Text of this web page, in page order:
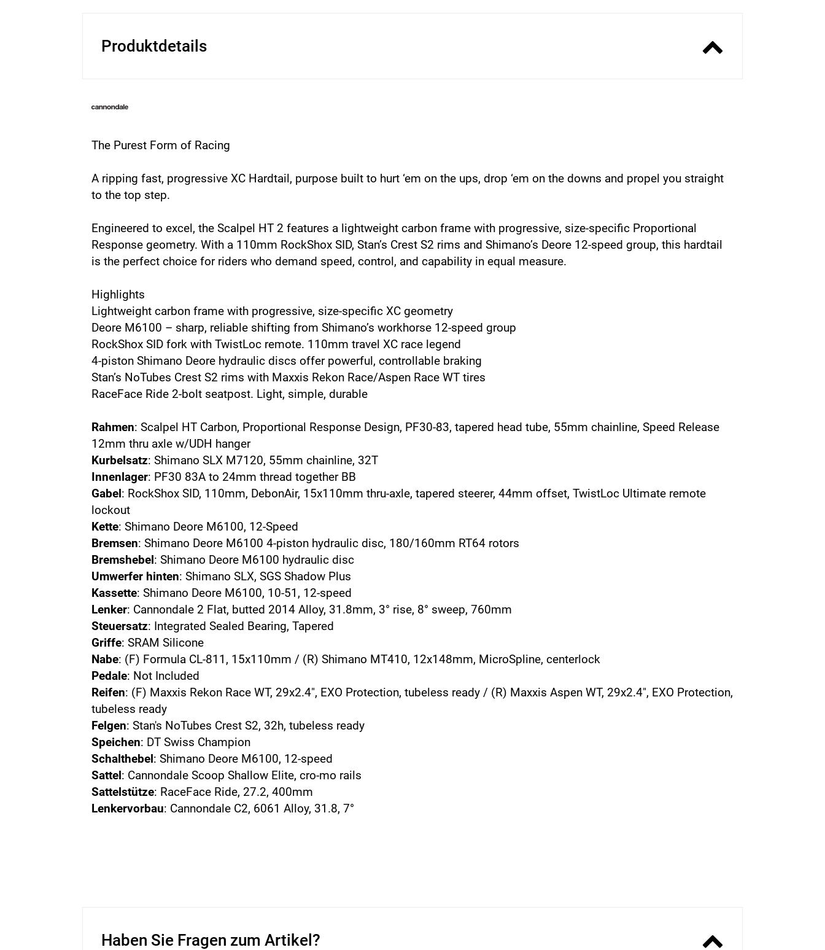
Produktdetails
The Purest Form of Racing
A ripping fast, progressive XC Hardtail, purpose built to hurt ‘em on the ups, drop ‘em on the downs and propel you straight
to the top step.
Engineered to excel, the Scalpel HT 2 features a lightweight carbon frame with progressive, size-specific Proportional
Response geometry. With a 110mm RockShox SID, Stan’s Crest S2 rims and Shimano’s Deore 12-speed group, this hardtail
is the perfect choice for riders who demand speed, control, and capability in equal measure.
Highlights
Lightweight carbon frame with progressive, size-specific XC geometry
Deore M6100 – sharp, reliable shifting from Shimano’s workhorse 12-speed group
RockShox SID fork with TwistLoc remote. 110mm travel XC race legend
4-piston Shimano Deore hydraulic discs offer powerful, controllable braking
Stan’s NoTubes Crest S2 rims with Maxxis Rekon Race/Aspen Race WT tires
RaceFace Ride 2-bolt seatpost. Light, simple, durable
Rahmen: Scalpel HT Carbon, Proportional Response Design, PF30-83, tapered head tube, 55mm chainline, Speed Release
12mm thru axle w/UDH hanger
Kurbelsatz: Shimano SLX M7120, 55mm chainline, 32T
Innenlager: PF30 83A to 24mm thread together BB
Gabel: RockShox SID, 110mm, DebonAir, 15x110mm thru-axle, tapered steerer, 44mm offset, TwistLoc Ultimate remote
lockout
Kette: Shimano Deore M6100, 12-Speed
Bremsen: Shimano Deore M6100 4-piston hydraulic disc, 180/160mm RT64 rotors
Bremshebel: Shimano Deore M6100 hydraulic disc
Umwerfer hinten: Shimano SLX, SGS Shadow Plus
Kassette: Shimano Deore M6100, 10-51, 12-speed
Lenker: Cannondale 2 Flat, butted 2014 Alloy, 31.8mm, 3° rise, 8° sweep, 760mm
Steuersatz: Integrated Sealed Bearing, Tapered
Griffe: SRAM Silicone
Nabe: (F) Formula CL-811, 15x110mm / (R) Shimano MT410, 12x148mm, MicroSpline, centerlock
Pedale: Not Included
Reifen: (F) Maxxis Rekon Race WT, 29x2.4", EXO Protection, tubeless ready / (R) Maxxis Aspen WT, 29x2.4", EXO Protection,
tubeless ready
Felgen: Stan's NoTubes Crest S2, 32h, tubeless ready
Speichen: DT Swiss Champion
Schalthebel: Shimano Deore M6100, 12-speed
Sattel: Cannondale Scoop Shallow Elite, cro-mo rails
Sattelstütze: RaceFace Ride, 27.2, 400mm
Lenkervorbau: Cannondale C2, 6061 Alloy, 31.8, 7°
Haben Sie Fragen zum Artikel?